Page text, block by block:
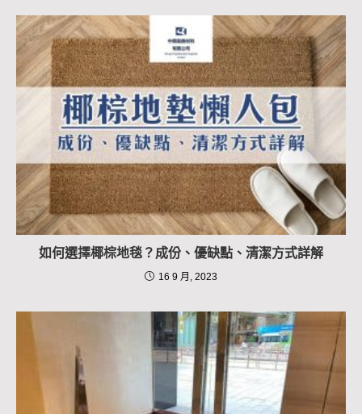
如何選擇椰棕地毯？成份、優缺點、清潔方式詳解
16 9 月, 2023